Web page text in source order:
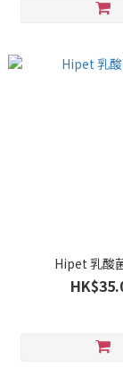
Hipet 乳酸